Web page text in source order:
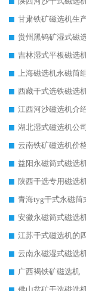
甘肃铁矿磁选机生
贵州黑钨矿湿式磁
吉林湿式平板磁选
上海磁选机永磁筒
西藏干式选铁磁选
江西河沙磁选机介
湖北湿式磁选机公司
云南铁矿磁选机价
益阳永磁筒式磁选
陕西干选专用磁选
青海tyg干式永磁筒
安徽永磁筒式磁选
云南永磁湿式磁选
广西褐铁矿磁选机